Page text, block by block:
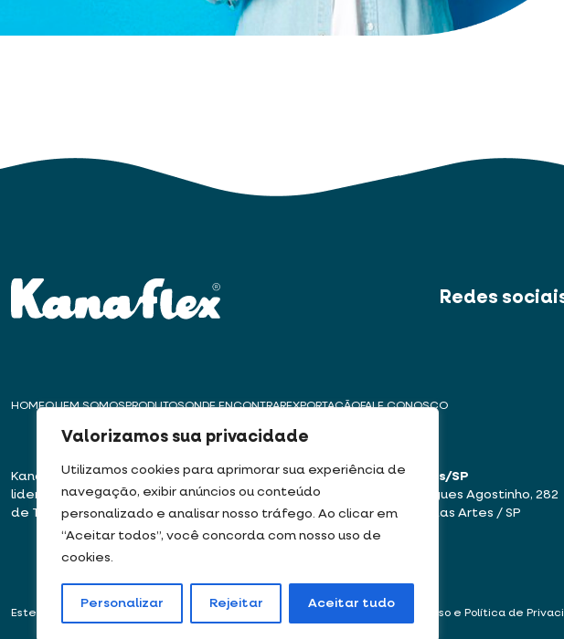
Valorizamos sua privacidade
Utilizamos cookies para aprimorar sua experiência de
navegação, exibir anúncios ou conteúdo
personalizado e analisar nosso tráfego. Ao clicar em
“Aceitar todos”, você concorda com nosso uso de
cookies.
Personalizar Rejeitar Aceitar tudo
Redes
HOMEQUEM SOMOSPRODUTOSONDE ENCONTRAREXPORTAÇÃOFALE CONOSCO
Kanaflex – Há mais de 50 anos
liderando a inovação na produção
de Tubos, Dutos e Mangueiras
Matriz – Embu das Artes/SP
Rua José Semião Rodrigues Agostinho, 282
Bairro Quinhaú – Embu das Artes / SP
06833-905
Este site usa cookies e dados pessoais de acordo com os nossos Termos de Uso e Política de